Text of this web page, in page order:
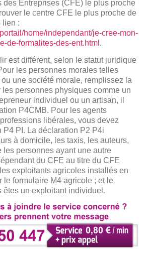
des Entreprises (CFE) le plus proche
le centre CFE le plus proche de
lien :
home/independant/je-cree-mon-
de-formalites-des-ent.html .
est différent, selon le statut juridique
les personnes morales telles
une société morale, remplissez la
personnes physiques comme un
individuel ou un artisan, il
P4CMB. Pour les agents
libérales, vous devez
P4 PI. La déclaration P2 P4i
à domicile, les taxis, les auteurs,
les personnes ayant une autre
du CFE au titre du CFE
exploitants agricoles installés en
le formulaire M4 agricole ; et le
êtes un exploitant individuel.